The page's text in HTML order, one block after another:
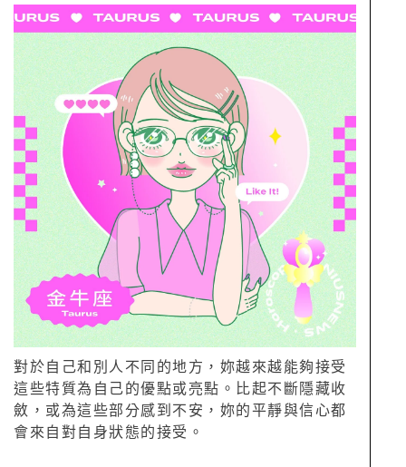
對於自己和別人不同的地方，妳越來越能夠接受
這些特質為自己的優點或亮點。比起不斷隱藏收
斂，或為這些部分感到不安，妳的平靜與信心都
會來自對自身狀態的接受。